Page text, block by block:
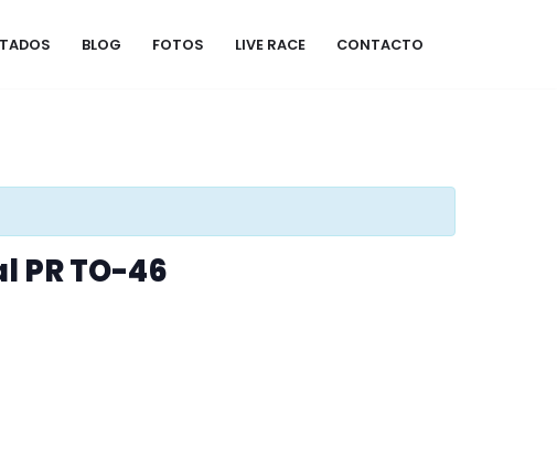
BLOG FOTOS LIVE RACE CONTACTO
PR TO-46